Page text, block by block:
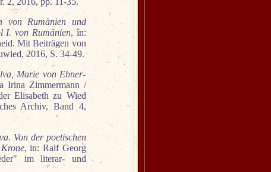
von Rumänien und
I. von Rumänien, în:
Mit Beiträgen von
2016, S. 34-49.
Marie von Ebner-
Irina Zimmermann /
Elisabeth zu Wied
Archiv, Band 4,
Von der poetischen
, in: Ralf Georg
im literar- und